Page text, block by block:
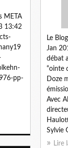
META
13:42
pp-
Le
Jan
débat
“ointe
Doze
Avec
Sylvie
Lire